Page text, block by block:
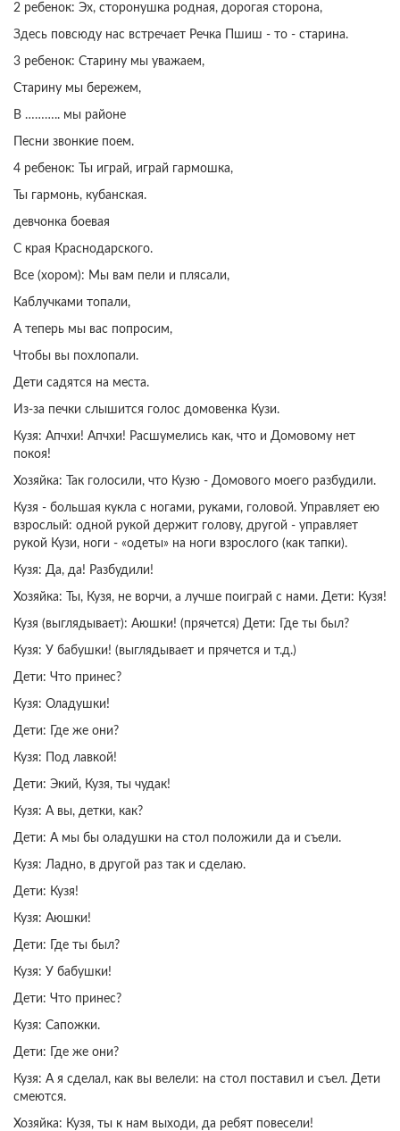
2 ребенок: Эх, сторонушка родная, дорогая сторона,
Здесь повсюду нас встречает Речка Пшиш - то - старина.
3 ребенок: Старину мы уважаем,
Старину мы бережем,
В ……….. мы районе
Песни звонкие поем.
4 ребенок: Ты играй, играй гармошка,
Ты гармонь, кубанская.
девчонка боевая
С края Краснодарского.
Все (хором): Мы вам пели и плясали,
Каблучками топали,
А теперь мы вас попросим,
Чтобы вы похлопали.
Дети садятся на места.
Из-за печки слышится голос домовенка Кузи.
Кузя: Апчхи! Апчхи! Расшумелись как, что и Домовому нет
покоя!
Хозяйка: Так голосили, что Кузю - Домового моего разбудили.
Кузя - большая кукла с ногами, руками, головой. Управляет ею
взрослый: одной рукой держит голову, другой - управляет
рукой Кузи, ноги - «одеты» на ноги взрослого (как тапки).
Кузя: Да, да! Разбудили!
Хозяйка: Ты, Кузя, не ворчи, а лучше поиграй с нами. Дети: Кузя!
Кузя (выглядывает): Аюшки! (прячется) Дети: Где ты был?
Кузя: У бабушки! (выглядывает и прячется и т.д.)
Дети: Что принес?
Кузя: Оладушки!
Дети: Где же они?
Кузя: Под лавкой!
Дети: Экий, Кузя, ты чудак!
Кузя: А вы, детки, как?
Дети: А мы бы оладушки на стол положили да и съели.
Кузя: Ладно, в другой раз так и сделаю.
Дети: Кузя!
Кузя: Аюшки!
Дети: Где ты был?
Кузя: У бабушки!
Дети: Что принес?
Кузя: Сапожки.
Дети: Где же они?
Кузя: А я сделал, как вы велели: на стол поставил и съел. Дети
смеются.
Хозяйка: Кузя, ты к нам выходи, да ребят повесели!